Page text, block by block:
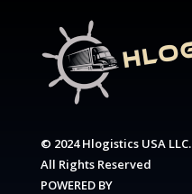
© 2024 Hlogistics USA LLC.
All Rights Reserved
POWERED BY